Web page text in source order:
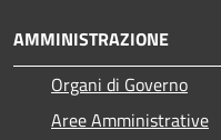
AMMINISTRAZIONE
Organi di Governo
Aree Amministrative